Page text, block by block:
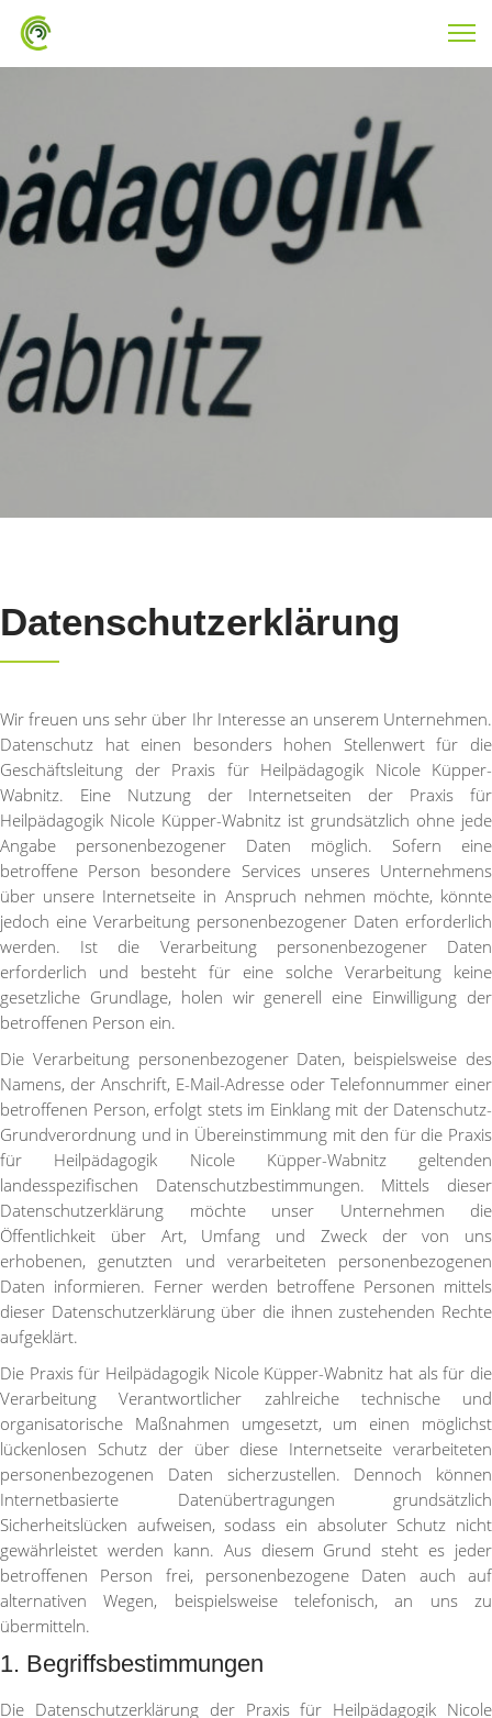
Datenschutzerklärung
Wir freuen uns sehr über Ihr Interesse an unserem Unternehmen.
Datenschutz hat einen besonders hohen Stellenwert für die
Geschäftsleitung der Praxis für Heilpädagogik Nicole Küpper-
Wabnitz. Eine Nutzung der Internetseiten der Praxis für
Heilpädagogik Nicole Küpper-Wabnitz ist grundsätzlich ohne jede
Angabe personenbezogener Daten möglich. Sofern eine
betroffene Person besondere Services unseres Unternehmens
über unsere Internetseite in Anspruch nehmen möchte, könnte
jedoch eine Verarbeitung personenbezogener Daten erforderlich
werden. Ist die Verarbeitung personenbezogener Daten
erforderlich und besteht für eine solche Verarbeitung keine
gesetzliche Grundlage, holen wir generell eine Einwilligung der
betroffenen Person ein.
Die Verarbeitung personenbezogener Daten, beispielsweise des
Namens, der Anschrift, E-Mail-Adresse oder Telefonnummer einer
betroffenen Person, erfolgt stets im Einklang mit der Datenschutz-
Grundverordnung und in Übereinstimmung mit den für die Praxis
für Heilpädagogik Nicole Küpper-Wabnitz geltenden
landesspezifischen Datenschutzbestimmungen. Mittels dieser
Datenschutzerklärung möchte unser Unternehmen die
Öffentlichkeit über Art, Umfang und Zweck der von uns
erhobenen, genutzten und verarbeiteten personenbezogenen
Daten informieren. Ferner werden betroffene Personen mittels
dieser Datenschutzerklärung über die ihnen zustehenden Rechte
aufgeklärt.
Die Praxis für Heilpädagogik Nicole Küpper-Wabnitz hat als für die
Verarbeitung Verantwortlicher zahlreiche technische und
organisatorische Maßnahmen umgesetzt, um einen möglichst
lückenlosen Schutz der über diese Internetseite verarbeiteten
personenbezogenen Daten sicherzustellen. Dennoch können
Internetbasierte Datenübertragungen grundsätzlich
Sicherheitslücken aufweisen, sodass ein absoluter Schutz nicht
gewährleistet werden kann. Aus diesem Grund steht es jeder
betroffenen Person frei, personenbezogene Daten auch auf
alternativen Wegen, beispielsweise telefonisch, an uns zu
übermitteln.
1. Begriffsbestimmungen
Die Datenschutzerklärung der Praxis für Heilpädagogik Nicole